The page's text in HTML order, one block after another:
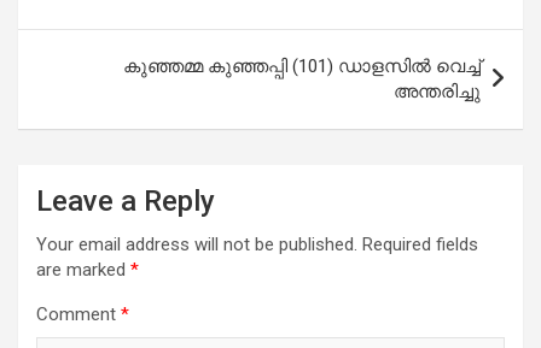
കുഞ്ഞമ്മ കുഞ്ഞപ്പി (101) ഡാളസിൽ വെച്ച്
അന്തരിച്ചു
Leave a Reply
Your email address will not be published. Required fields
are marked *
Comment *